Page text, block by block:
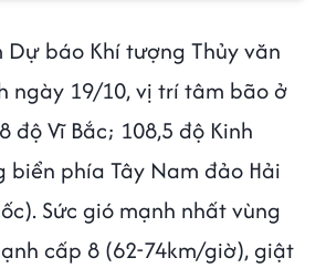
Dự báo Khí tượng Thủy văn
ngày 19/10, vị trí tâm bão ở
độ Vĩ Bắc; 108,5 độ Kinh
biển phía Tây Nam đảo Hải
Sức gió mạnh nhất vùng
cấp 8 (62-74km/giờ), giật